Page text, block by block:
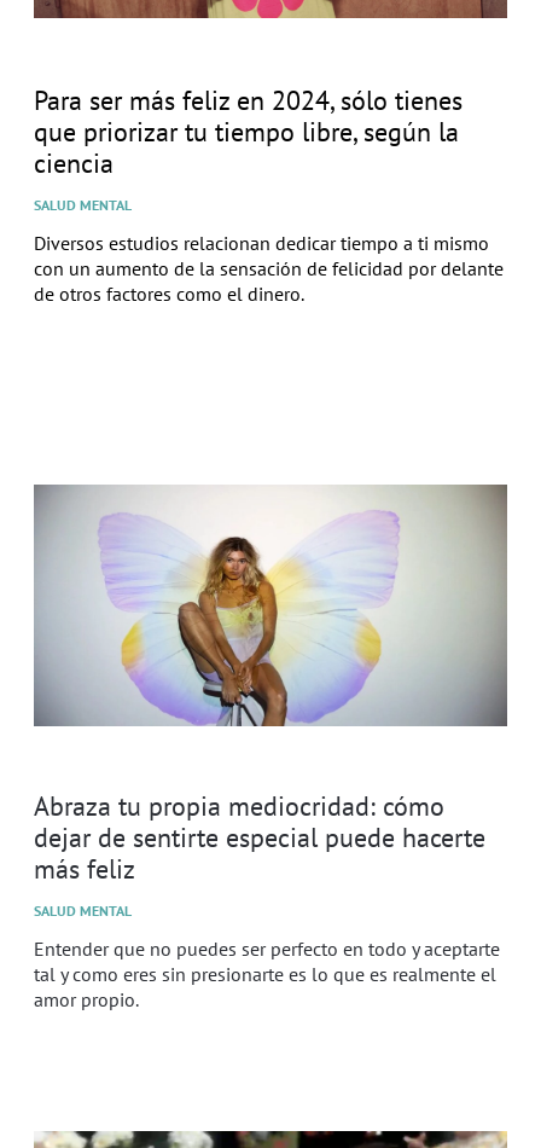
Para ser más feliz en 2024, sólo tienes
que priorizar tu tiempo libre, según la
ciencia
SALUD MENTAL
Diversos estudios relacionan dedicar tiempo a ti mismo
con un aumento de la sensación de felicidad por delante
de otros factores como el dinero.
Abraza tu propia mediocridad: cómo
dejar de sentirte especial puede hacerte
más feliz
SALUD MENTAL
Entender que no puedes ser perfecto en todo y aceptarte
tal y como eres sin presionarte es lo que es realmente el
amor propio.